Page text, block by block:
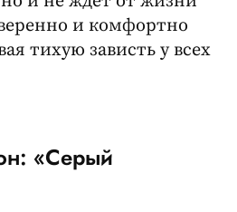
и комфортно
тихую зависть у всех
«Серый